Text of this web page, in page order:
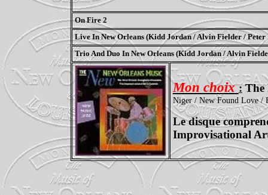
On Fire 2
Live In New Orleans (Kidd Jordan / Alvin Fielder / Peter
Trio And Duo In New Orleans (Kidd Jordan / Alvin
Mon choix :The
Niger / New Found Love /
Le disque
Improvisational